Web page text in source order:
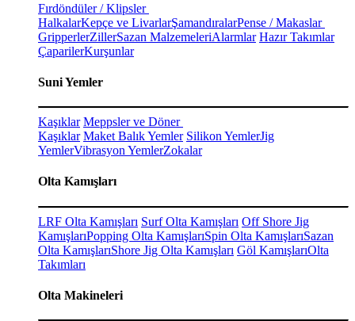
Fırdöndüler / Klipsler
HalkalarKepçe ve LivarlarŞamandıralarPense / Makaslar
GripperlerZillerSazan MalzemeleriAlarmlar Hazır Takımlar
ÇaparilerKurşunlar
Suni Yemler
Kaşıklar Meppsler ve Döner
Kaşıklar Maket Balık Yemler Silikon YemlerJig
YemlerVibrasyon YemlerZokalar
Olta Kamışları
LRF Olta Kamışları Surf Olta Kamışları Off Shore Jig
KamışlarıPopping Olta KamışlarıSpin Olta KamışlarıSazan
Olta KamışlarıShore Jig Olta Kamışları Göl KamışlarıOlta
Takımları
Olta Makineleri